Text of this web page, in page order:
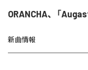
ORANCHA、「
新曲情報